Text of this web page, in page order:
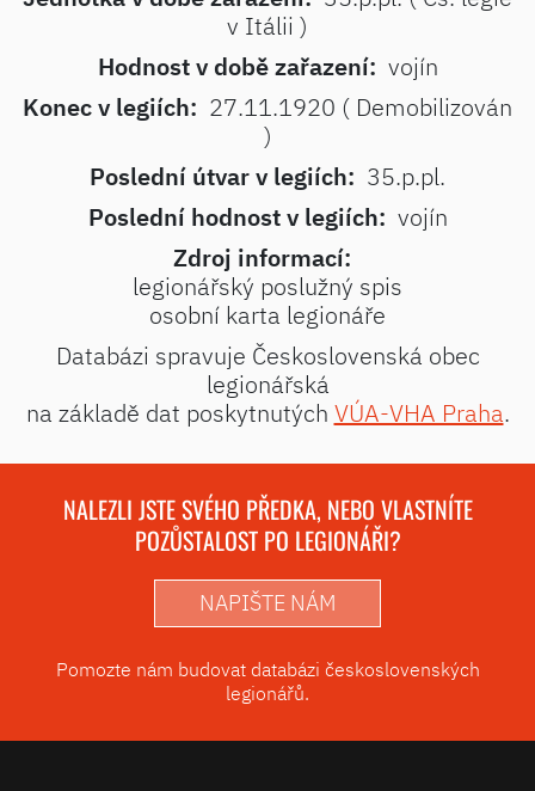
v Itálii )
Hodnost v době zařazení: vojín
Konec v legiích: 27.11.1920 ( Demobilizován
)
Poslední útvar v legiích: 35.p.pl.
Poslední hodnost v legiích: vojín
Zdroj informací:
legionářský poslužný spis
osobní karta legionáře
Databázi spravuje Československá obec
legionářská
na základě dat poskytnutých VÚA-VHA Praha.
NALEZLI JSTE SVÉHO PŘEDKA, NEBO VLASTNÍTE
POZŮSTALOST PO LEGIONÁŘI?
NAPIŠTE NÁM
Pomozte nám budovat databázi československých
legionářů.